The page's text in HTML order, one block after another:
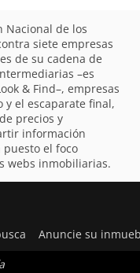
Nacional de los
siete empresas
de su cadena de
–es
& Find–, empresas
el escaparate final,
precios y
información
el foco
webs inmobiliarias.
Anuncie su